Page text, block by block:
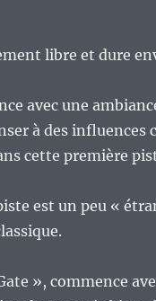
libre et dure
avec une
à des influences
cette première
est un peu «
», commence